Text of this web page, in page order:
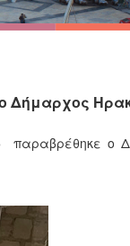
ο Δήμαρχος
παραβρέθηκε ο